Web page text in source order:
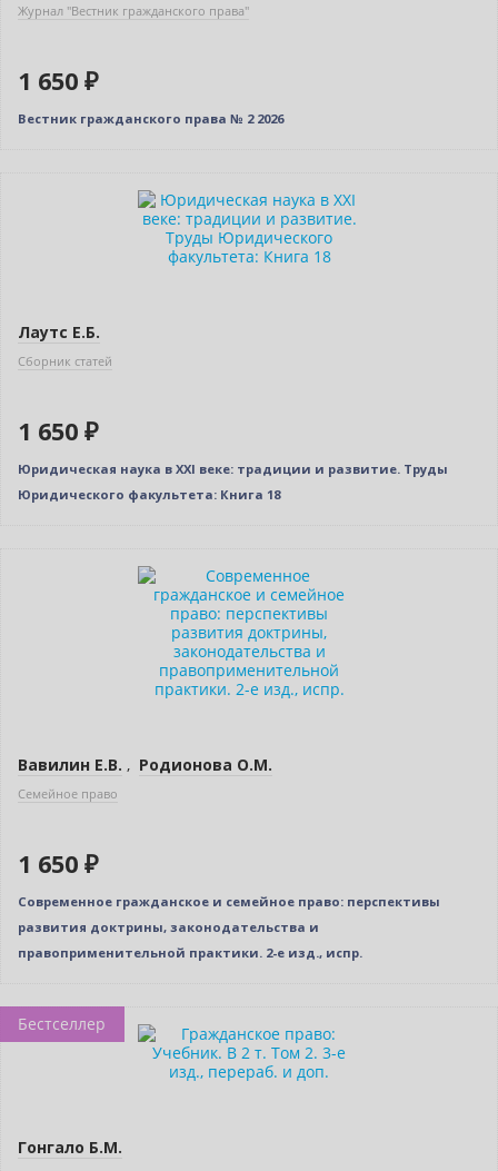
Журнал "Вестник гражданского права"
1 650 ₽
Вестник гражданского права № 2 2026
Лаутс Е.Б.
Сборник статей
1 650 ₽
Юридическая наука в XXI веке: традиции и развитие. Труды
Юридического факультета: Книга 18
Вавилин Е.В. , Родионова О.М.
Семейное право
1 650 ₽
Современное гражданское и семейное право: перспективы
развития доктрины, законодательства и
правоприменительной практики. 2-е изд., испр.
Бестселлер
Гонгало Б.М.